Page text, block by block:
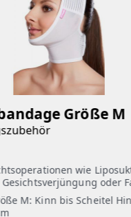
Größe M
wie
oder
M: Kinn bis Scheitel